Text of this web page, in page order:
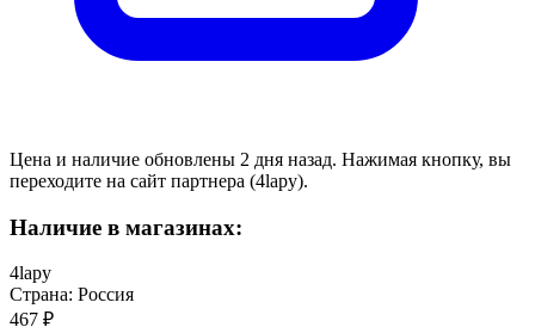
Цена и наличие обновлены 2 дня назад. Нажимая кнопку, вы
переходите на сайт партнера (4lapy).
Наличие в магазинах:
4lapy
Страна: Россия
467 ₽